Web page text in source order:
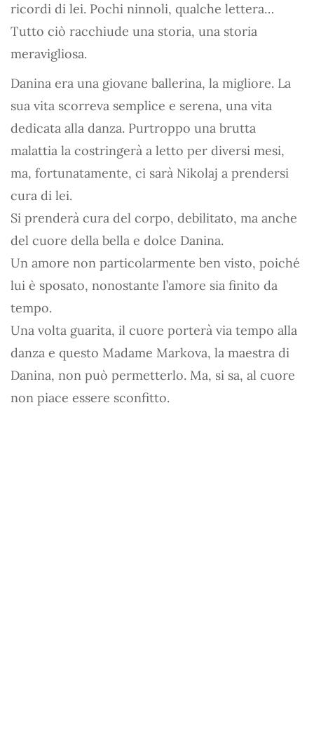
ricordi di lei. Pochi ninnoli, qualche lettera…
Tutto ciò racchiude una storia, una storia
meravigliosa.
Danina era una giovane ballerina, la migliore. La
sua vita scorreva semplice e serena, una vita
dedicata alla danza. Purtroppo una brutta
malattia la costringerà a letto per diversi mesi,
ma, fortunatamente, ci sarà Nikolaj a prendersi
cura di lei.
Si prenderà cura del corpo, debilitato, ma anche
del cuore della bella e dolce Danina.
Un amore non particolarmente ben visto, poiché
lui è sposato, nonostante l’amore sia finito da
tempo.
Una volta guarita, il cuore porterà via tempo alla
danza e questo Madame Markova, la maestra di
Danina, non può permetterlo. Ma, si sa, al cuore
non piace essere sconfitto.